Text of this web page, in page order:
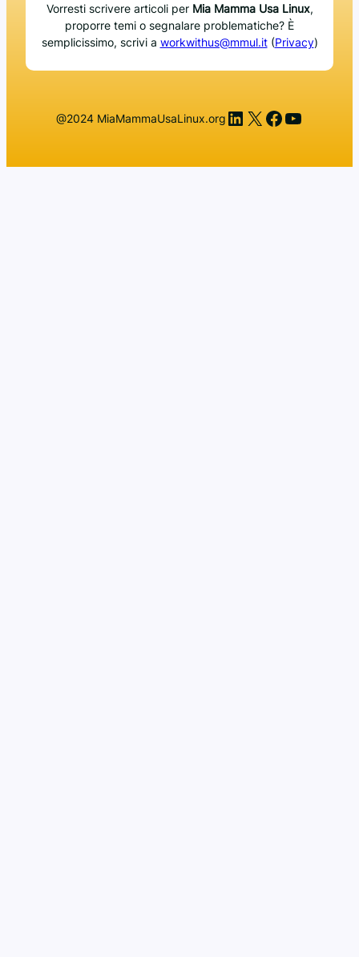
Vorresti scrivere articoli per Mia Mamma Usa Linux,
proporre temi o segnalare problematiche? È
semplicissimo, scrivi a workwithus@mmul.it(Privacy)
@2024 MiaMammaUsaLinux.org LinkedIn
X Facebook